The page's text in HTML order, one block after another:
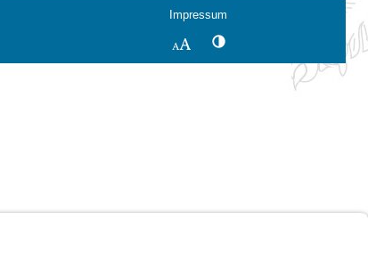
Impressum
SchriftgrößeKontrastwechsel